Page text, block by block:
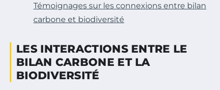
Témoignages sur les connexions entre bilan
carbone et biodiversité
LES INTERACTIONS ENTRE LE
BILAN CARBONE ET LA
BIODIVERSITÉ